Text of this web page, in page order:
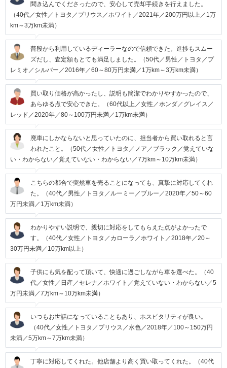
聞き込んでくださったので、安心して売却手続きを行えました。
（40代／女性／トヨタ／プリウス／ホワイト／2021年／200万円以上／1万
km～3万km未満）
普段から利用しているディーラーなので信頼できた。進捗もスムー
ズだし、査定額もとても満足しました。（50代／男性／トヨタ／プ
レミオ／シルバー／2016年／60～80万円未満／1万km～3万km未満）
買い取り価格が高かったし、説明も簡潔でわかりやすかったので、
あらゆる点で安心できた。（60代以上／女性／ホンダ／グレイス／
レッド／2020年／80～100万円未満／1万km未満）
廃車にしかならないと思っていたのに、担当者から買い取れると言
われたこと。（50代／女性／トヨタ／ノア／ブラック／覚えていな
い・わからない／覚えていない・わからない／7万km～10万km未満）
こちらの都合で突然車を売ることになっても、真摯に対応してくれ
た。（40代／男性／トヨタ／ルーミー／ブルー／2020年／50～60
万円未満／1万km未満）
わかりやすい説明で、親切に対応をしてもらえた点がよかったで
す。（40代／女性／トヨタ／カローラ／ホワイト／2018年／20～
30万円未満／10万km以上）
子供にも気を配って頂いて、快適に過ごしながら車を選べた。（40
代／女性／日産／セレナ／ホワイト／覚えていない・わからない／5
万円未満／7万km～10万km未満）
いつもお世話になっていることもあり、ホスピタリティが良い。
（40代／女性／トヨタ／プリウス／水色／2018年／100～150万円
未満／5万km～7万km未満）
丁寧に対応してくれた。他店舗より高く買い取ってくれた。（40代